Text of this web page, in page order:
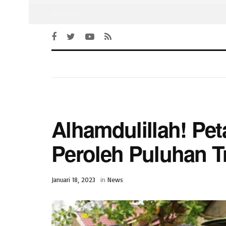
Alhamdulillah!
Peroleh Puluhan
Januari 18, 2023 in News